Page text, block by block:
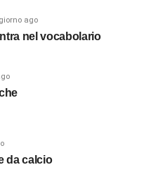
ago
nel vocabolario
da calcio